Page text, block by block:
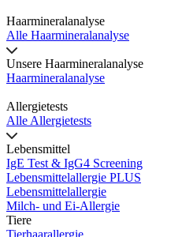
Haarmineralanalyse
Alle Haarmineralanalyse
Unsere Haarmineralanalyse
Haarmineralanalyse
Allergietests
Alle Allergietests
Lebensmittel
IgE Test & IgG4 Screening
Lebensmittelallergie PLUS
Lebensmittelallergie
Milch- und Ei-Allergie
Tiere
Tierhaarallergie